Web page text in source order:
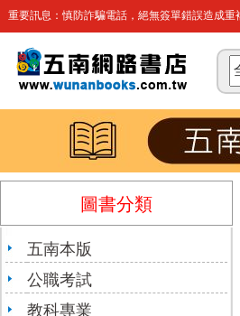
重要訊息：慎防詐騙電話，絕無簽單錯誤造成
圖書分類
五南本版
公職考試
教科專業